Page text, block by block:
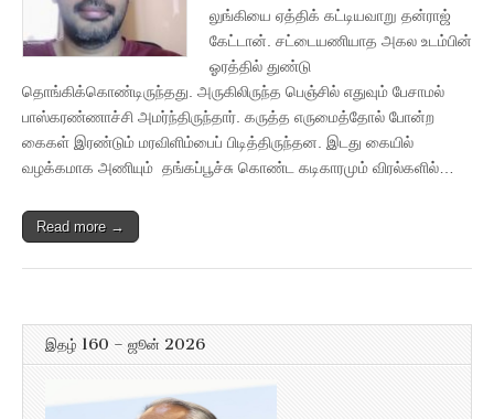
லுங்கியை ஏத்திக் கட்டியவாறு தன்ராஜ்
கேட்டான். சட்டையணியாத அகல உடம்பின்
ஓரத்தில் துண்டு
தொங்கிக்கொண்டிருந்தது. அருகிலிருந்த பெஞ்சில் எதுவும் பேசாமல்
பாஸ்கரண்ணாச்சி அமர்ந்திருந்தார். கருத்த எருமைத்தோல் போன்ற
கைகள் இரண்டும் மரவிளிம்பைப் பிடித்திருந்தன. இடது கையில்
வழக்கமாக அணியும் தங்கப்பூச்சு கொண்ட கடிகாரமும் விரல்களில்…
Read more →
இதழ் 160 – ஜூன் 2026